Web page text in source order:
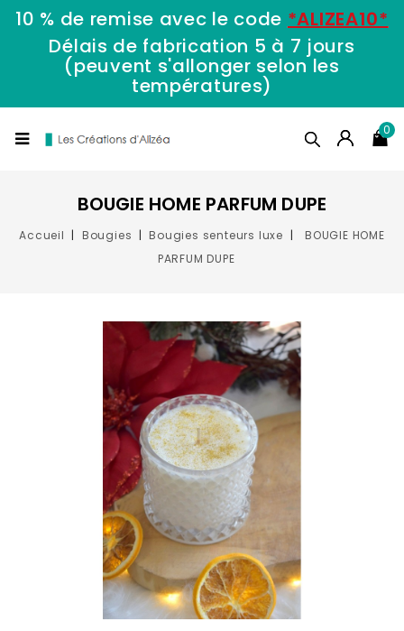
10 % de remise avec le code *ALIZEA10*
Délais de fabrication 5 à 7 jours
(peuvent s'allonger selon les
températures)
0
BOUGIE HOME PARFUM DUPE
Accueil Bougies Bougies senteurs luxe
BOUGIE HOME
PARFUM DUPE